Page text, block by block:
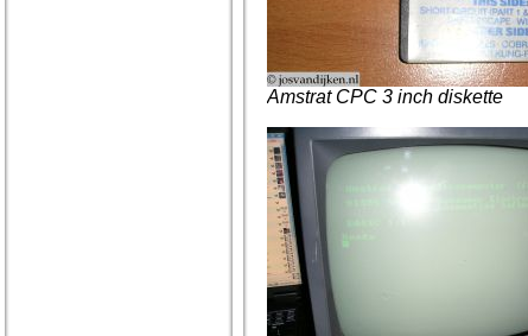
Amstrat CPC 3 inch diskette